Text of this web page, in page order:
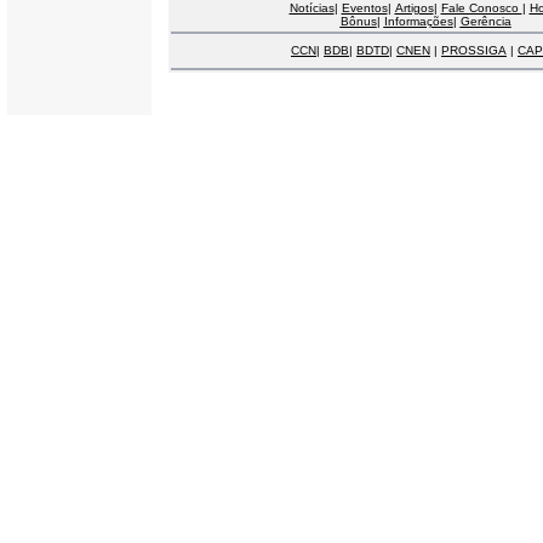
Notícias| Eventos| Artigos| Fale Conosco |
Bônus| Informações| Gerência
CCN| BDB| BDTD| CNEN | PROSSIGA |